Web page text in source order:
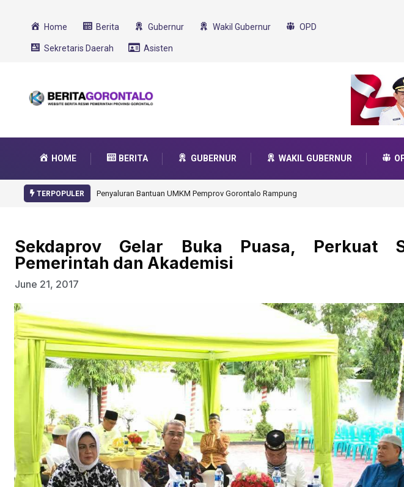
Home Berita Gubernur Wakil Gubernur OPD
Sekretaris Daerah Asisten
HOME BERITA GUBERNUR WAKIL GUBERNUR
TERPOPULER Gorontalo Ikut Dukung Program SMA Unggul Garuda
Sekdaprov Gelar Buka Puasa, Perkuat
Pemerintah dan Akademisi
June 21, 2017